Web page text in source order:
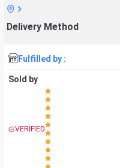
Delivery Method
Fulfilled by :
Sold by
VERIFIED